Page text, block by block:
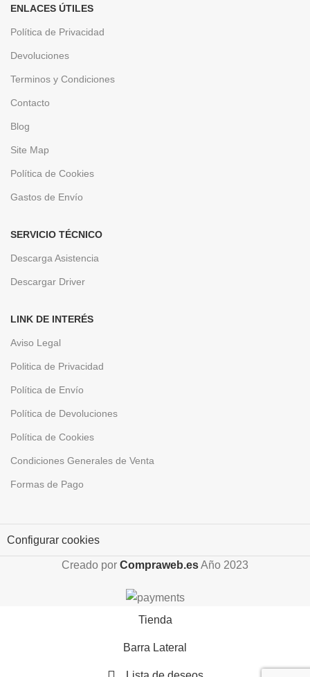
ENLACES ÚTILES
Política de Privacidad
Devoluciones
Terminos y Condiciones
Contacto
Blog
Site Map
Política de Cookies
Gastos de Envío
SERVICIO TÉCNICO
Descarga Asistencia
Descargar Driver
LINK DE INTERÉS
Aviso Legal
Politica de Privacidad
Política de Envío
Política de Devoluciones
Política de Cookies
Condiciones Generales de Venta
Formas de Pago
Configurar cookies
Creado por Compraweb.esAño 2023
Tienda
Barra Lateral